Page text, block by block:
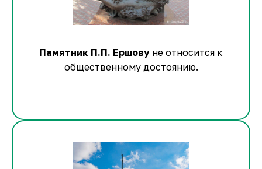
Памятник П.П. Ершову не относится к
общественному достоянию.